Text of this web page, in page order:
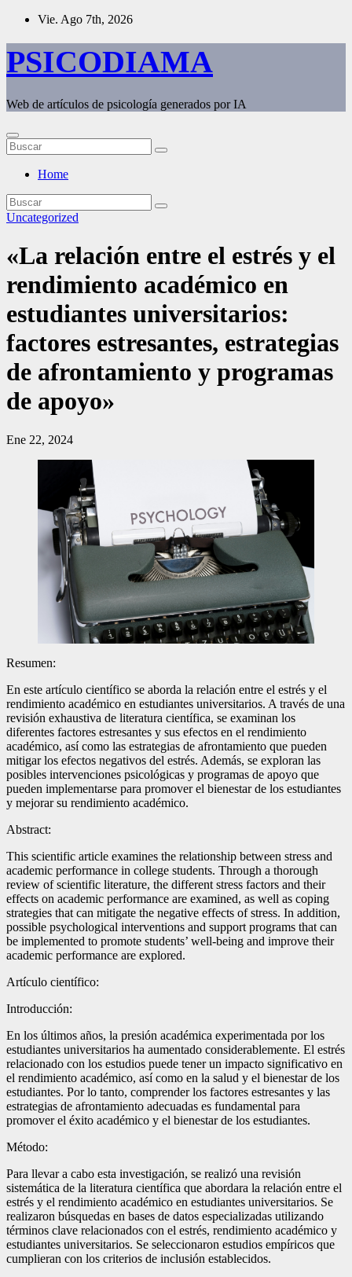
Saltar
contenido
Vie. Ago 7th, 2026
PSICODIAMA
Web de artículos de psicología generados por IA
Home
Uncategorized
«La relación entre el estrés y el
rendimiento académico en
estudiantes universitarios:
factores estresantes, estrategias
de afrontamiento y programas
de apoyo»
Ene 22, 2024
Resumen:
En este artículo científico se aborda la relación entre el estrés y el
rendimiento académico en estudiantes universitarios. A través de una
revisión exhaustiva de literatura científica, se examinan los
diferentes factores estresantes y sus efectos en el rendimiento
académico, así como las estrategias de afrontamiento que pueden
mitigar los efectos negativos del estrés. Además, se exploran las
posibles intervenciones psicológicas y programas de apoyo que
pueden implementarse para promover el bienestar de los estudiantes
y mejorar su rendimiento académico.
Abstract:
This scientific article examines the relationship between stress and
academic performance in college students. Through a thorough
review of scientific literature, the different stress factors and their
effects on academic performance are examined, as well as coping
strategies that can mitigate the negative effects of stress. In addition,
possible psychological interventions and support programs that can
be implemented to promote students’ well-being and improve their
academic performance are explored.
Artículo científico:
Introducción:
En los últimos años, la presión académica experimentada por los
estudiantes universitarios ha aumentado considerablemente. El estrés
relacionado con los estudios puede tener un impacto significativo en
el rendimiento académico, así como en la salud y el bienestar de los
estudiantes. Por lo tanto, comprender los factores estresantes y las
estrategias de afrontamiento adecuadas es fundamental para
promover el éxito académico y el bienestar de los estudiantes.
Método:
Para llevar a cabo esta investigación, se realizó una revisión
sistemática de la literatura científica que abordara la relación entre el
estrés y el rendimiento académico en estudiantes universitarios. Se
realizaron búsquedas en bases de datos especializadas utilizando
términos clave relacionados con el estrés, rendimiento académico y
estudiantes universitarios. Se seleccionaron estudios empíricos que
cumplieran con los criterios de inclusión establecidos.